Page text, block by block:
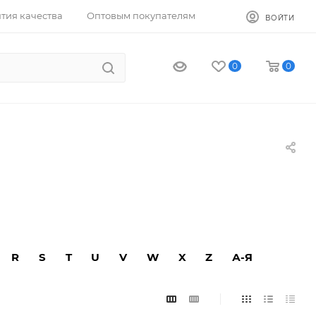
качества Оптовым покупателям ВОЙТИ
0 0
R S T U V W X Z А-Я